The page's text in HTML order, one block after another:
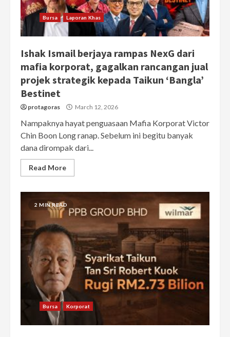
Bursa Laporan Khas
Ishak Ismail berjaya rampas NexG dari
mafia korporat, gagalkan rancangan jual
projek strategik kepada Taikun ‘Bangla’
Bestinet
protagoras March 12, 2026
Nampaknya hayat penguasaan Mafia Korporat Victor
Chin Boon Long ranap. Sebelum ini begitu banyak
dana dirompak dari...
Read More
2 MIN READ
Bursa Korporat